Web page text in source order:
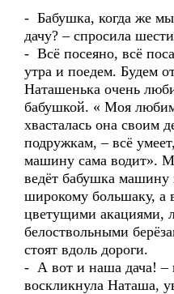
- Бабушка, когда же
дачу? – спросила
- Всё посеяно, всё
утра и поедем. Будем
Наташенька очень
бабушкой. « Моя
хвасталась она своим
подружкам, – всё
машину сама водит».
ведёт бабушка машину
широкому большаку, а
цветущими акациями,
белоствольными
стоят вдоль дороги.
- А вот и наша дача! –
воскликнула Наташа,